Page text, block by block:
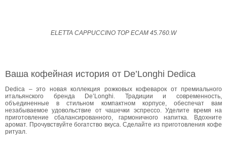
ELETTA CAPPUCCINO TOP ECAM 45.760.W
Ваша кофейная история от De’Longhi Dedica
Dedica – это новая коллекция рожковых кофеварок от премиального
итальянского бренда De’Longhi. Традиции и современность,
объединенные в стильном компактном корпусе, обеспечат вам
незабываемое удовольствие от чашечки эспрессо. Уделите время на
приготовление сбалансированного, гармоничного напитка. Вдохните
аромат. Прочувствуйте богатство вкуса. Сделайте из приготовления кофе
ритуал.